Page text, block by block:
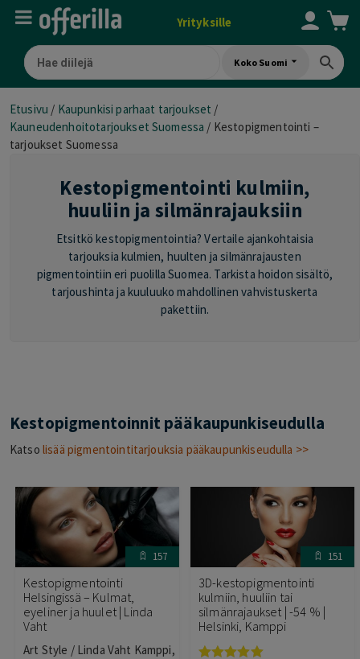
Yrityksille
Koko Suomi
Etusivu / Kaupunkisi parhaat tarjoukset /
Kauneudenhoitotarjoukset Suomessa / Kestopigmentointi –
tarjoukset Suomessa
Kestopigmentointi kulmiin,
huuliin ja silmänrajauksiin
Etsitkö kestopigmentointia? Vertaile ajankohtaisia
tarjouksia kulmien, huulten ja silmänrajausten
pigmentointiin eri puolilla Suomea. Tarkista hoidon sisältö,
tarjoushinta ja kuuluuko mahdollinen vahvistuskerta
pakettiin.
Kestopigmentoinnit pääkaupunkiseudulla
Katso lisää pigmentointitarjouksia pääkaupunkiseudulla >>
157
Kestopigmentointi
Helsingissä – Kulmat,
eyeliner ja huulet | Linda
Vaht
Art Style / Linda Vaht Kamppi,
151
3D-kestopigmentointi
kulmiin, huuliin tai
silmänrajaukset | -54 % |
Helsinki, Kamppi